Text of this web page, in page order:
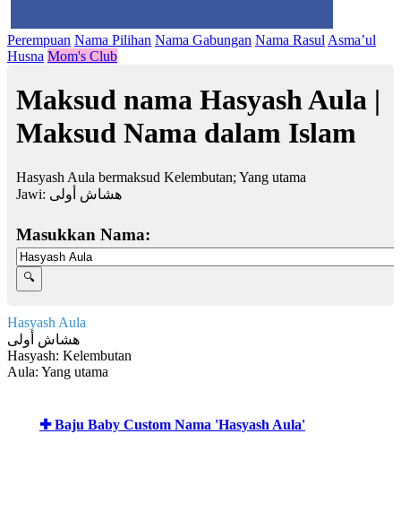
Perempuan Nama Pilihan Nama Gabungan Nama Rasul Asma’ul
Husna Mom's Club
Maksud nama Hasyash Aula |
Maksud Nama dalam Islam
Hasyash Aula bermaksud Kelembutan; Yang utama
Jawi: هشاش أولى
Masukkan Nama:
Hasyash Aula
هشاش أولى
Hasyash: Kelembutan
Aula: Yang utama
✚ Baju Baby Custom Nama 'Hasyash Aula'